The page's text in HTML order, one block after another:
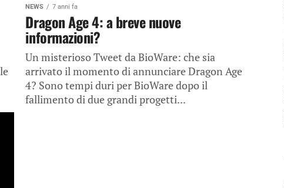
NEWS 7 anni fa
Dragon Age 4: a breve nuove
informazioni?
Un misterioso Tweet da BioWare: che sia
arrivato il momento di annunciare Dragon Age
4? Sono tempi duri per BioWare dopo il
fallimento di due grandi progetti...